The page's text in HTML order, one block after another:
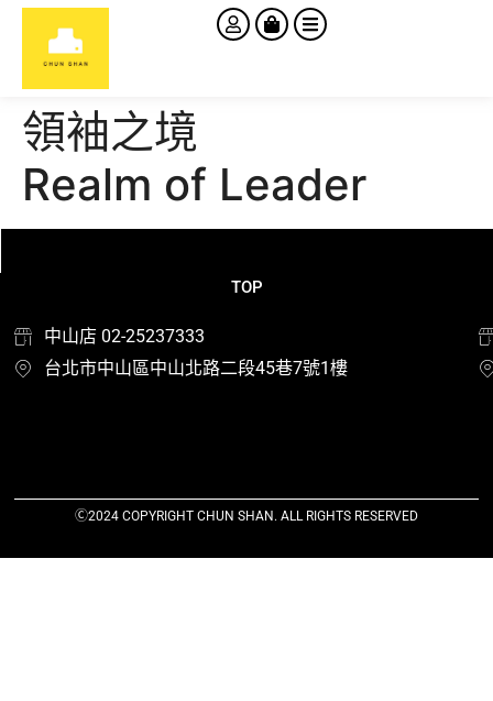
領袖之境
Realm of Leader
TOP
中山店 02-25237333
台北市中山區中山北路二段45巷7號1樓
Ⓒ2024 COPYRIGHT CHUN SHAN. ALL RIGHTS RESERVED